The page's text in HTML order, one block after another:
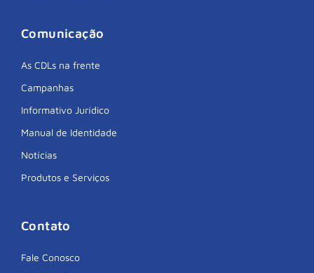
Comunicação
As CDLs na frente
Campanhas
Informativo Jurídico
Manual de Identidade
Notícias
Produtos e Serviços
Contato
Fale Conosco